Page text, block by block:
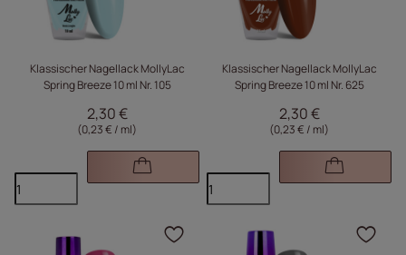
Klassischer Nagellack MollyLac
Spring Breeze 10 ml Nr. 105
2,30 €
(0,23 € / ml)
Klassischer Nagellack MollyLac
Spring Breeze 10 ml Nr. 625
2,30 €
(0,23 € / ml)
Klicken Sie, um das